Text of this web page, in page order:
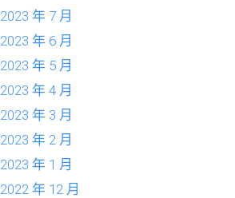
2023 年 7 月
2023 年 6 月
2023 年 5 月
2023 年 4 月
2023 年 3 月
2023 年 2 月
2023 年 1 月
2022 年 12 月